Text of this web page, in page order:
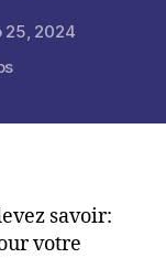
25, 2024
en
avec
depasser
savoir:
votre